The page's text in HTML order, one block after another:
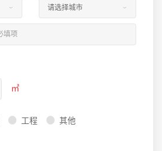
㎡
工程 其他